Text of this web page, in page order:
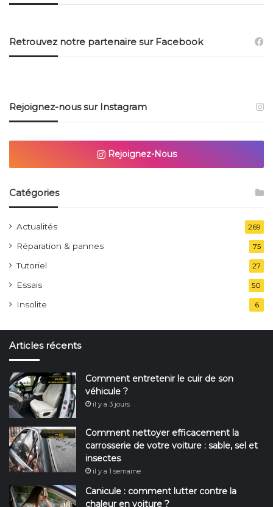
Retrouvez notre partenaire sur Facebook
Rejoignez-nous sur Instagram
Rejoignez-Nous
Catégories
Actualités 269
Réparation & pannes 75
Tutoriel 27
Essais 50
Insolite 6
Articles récents
Comment entretenir le cuir de son
véhicule ?
il y a 3 jours
Comment nettoyer efficacement la
carrosserie de votre voiture : sable, sel et
insectes
il y a 1 semaine
Canicule : comment lutter contre la
chaleur en voiture ?